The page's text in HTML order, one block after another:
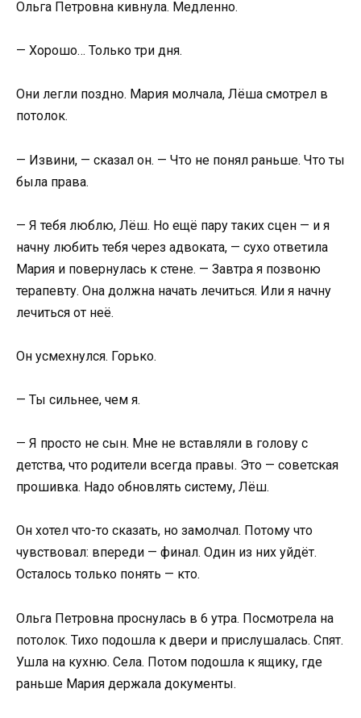
Ольга Петровна кивнула. Медленно.
— Хорошо… Только три дня.
Они легли поздно. Мария молчала, Лёша смотрел в
потолок.
— Извини, — сказал он. — Что не понял раньше. Что ты
была права.
— Я тебя люблю, Лёш. Но ещё пару таких сцен — и я
начну любить тебя через адвоката, — сухо ответила
Мария и повернулась к стене. — Завтра я позвоню
терапевту. Она должна начать лечиться. Или я начну
лечиться от неё.
Он усмехнулся. Горько.
— Ты сильнее, чем я.
— Я просто не сын. Мне не вставляли в голову с
детства, что родители всегда правы. Это — советская
прошивка. Надо обновлять систему, Лёш.
Он хотел что-то сказать, но замолчал. Потому что
чувствовал: впереди — финал. Один из них уйдёт.
Осталось только понять — кто.
Ольга Петровна проснулась в 6 утра. Посмотрела на
потолок. Тихо подошла к двери и прислушалась. Спят.
Ушла на кухню. Села. Потом подошла к ящику, где
раньше Мария держала документы.